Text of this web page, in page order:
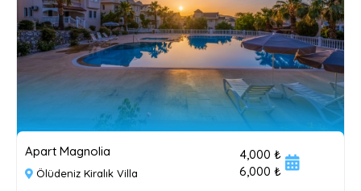
Apart Magnolia
Ölüdeniz Kiralık Villa
4,000 ₺
6,000 ₺